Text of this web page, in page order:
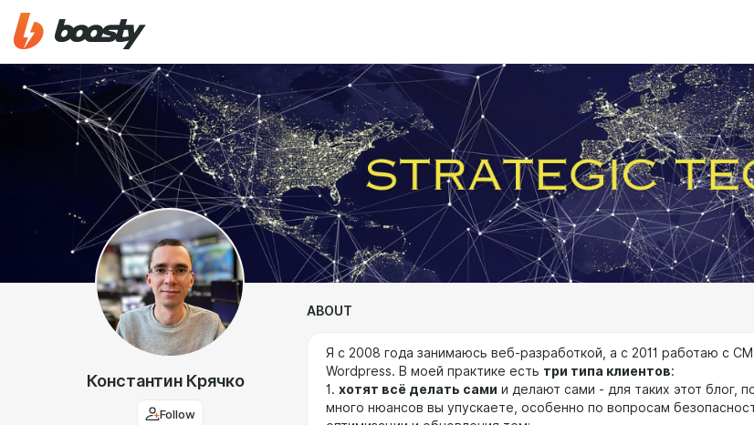
Константин Крячко
Follow
ABOUT
Я с 2008 года занимаюсь веб-разработкой, а с 2011 работаю с
Wordpress. В моей практике есть три типа клиентов:
1. хотят всё делать сами и делают сами - для таких этот блог,
много нюансов вы упускаете, особенно по вопросам